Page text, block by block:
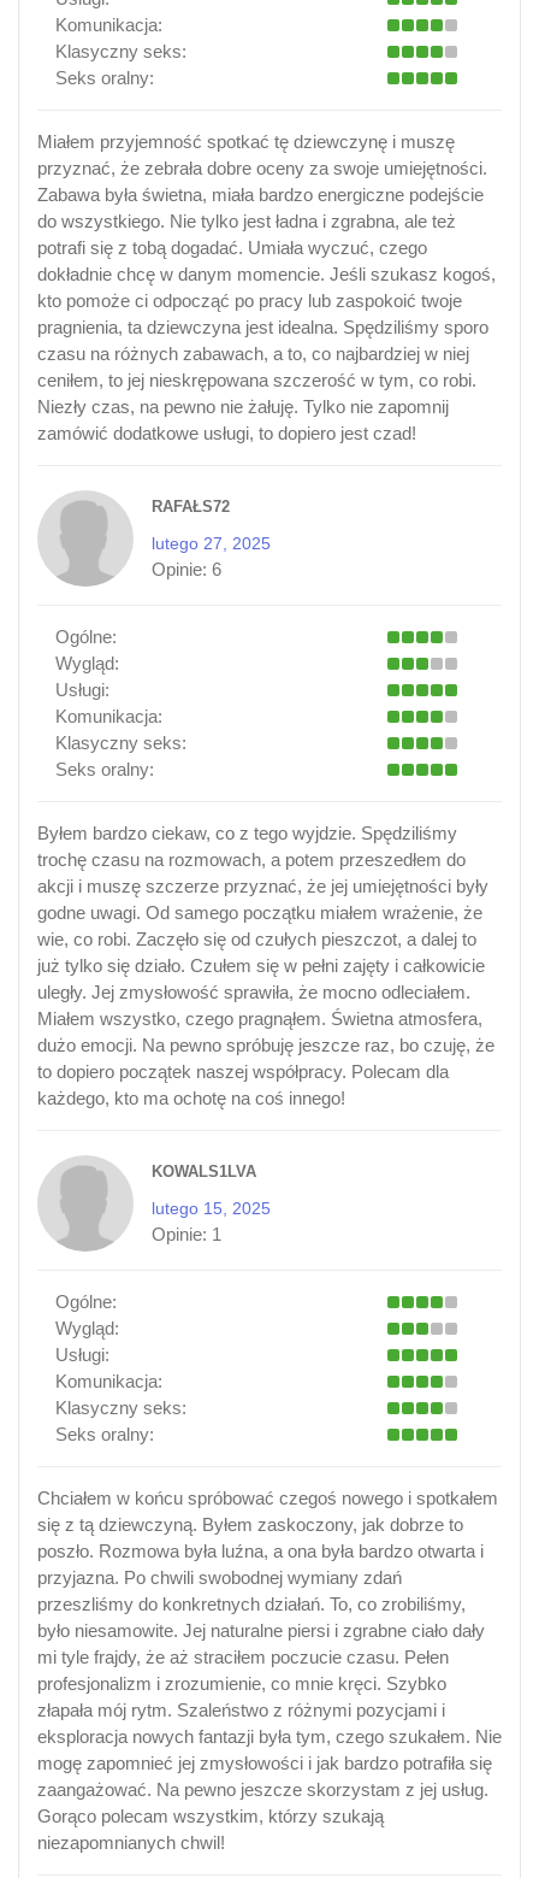
Komunikacja:
Klasyczny seks:
Seks oralny:
Miałem przyjemność spotkać tę dziewczynę i muszę
przyznać, że zebrała dobre oceny za swoje umiejętności.
Zabawa była świetna, miała bardzo energiczne podejście
do wszystkiego. Nie tylko jest ładna i zgrabna, ale też
potrafi się z tobą dogadać. Umiała wyczuć, czego
dokładnie chcę w danym momencie. Jeśli szukasz kogoś,
kto pomoże ci odpocząć po pracy lub zaspokoić twoje
pragnienia, ta dziewczyna jest idealna. Spędziliśmy sporo
czasu na różnych zabawach, a to, co najbardziej w niej
ceniłem, to jej nieskrępowana szczerość w tym, co robi.
Niezły czas, na pewno nie żałuję. Tylko nie zapomnij
zamówić dodatkowe usługi, to dopiero jest czad!
RAFAŁS72
lutego 27, 2025
Opinie: 6
Ogólne:
Wygląd:
Usługi:
Komunikacja:
Klasyczny seks:
Seks oralny:
Byłem bardzo ciekaw, co z tego wyjdzie. Spędziliśmy
trochę czasu na rozmowach, a potem przeszedłem do
akcji i muszę szczerze przyznać, że jej umiejętności były
godne uwagi. Od samego początku miałem wrażenie, że
wie, co robi. Zaczęło się od czułych pieszczot, a dalej to
już tylko się działo. Czułem się w pełni zajęty i całkowicie
uległy. Jej zmysłowość sprawiła, że mocno odleciałem.
Miałem wszystko, czego pragnąłem. Świetna atmosfera,
dużo emocji. Na pewno spróbuję jeszcze raz, bo czuję, że
to dopiero początek naszej współpracy. Polecam dla
każdego, kto ma ochotę na coś innego!
KOWALS1LVA
lutego 15, 2025
Opinie: 1
Ogólne:
Wygląd:
Usługi:
Komunikacja:
Klasyczny seks:
Seks oralny:
Chciałem w końcu spróbować czegoś nowego i spotkałem
się z tą dziewczyną. Byłem zaskoczony, jak dobrze to
poszło. Rozmowa była luźna, a ona była bardzo otwarta i
przyjazna. Po chwili swobodnej wymiany zdań
przeszliśmy do konkretnych działań. To, co zrobiliśmy,
było niesamowite. Jej naturalne piersi i zgrabne ciało dały
mi tyle frajdy, że aż straciłem poczucie czasu. Pełen
profesjonalizm i zrozumienie, co mnie kręci. Szybko
złapała mój rytm. Szaleństwo z różnymi pozycjami i
eksploracja nowych fantazji była tym, czego szukałem. Nie
mogę zapomnieć jej zmysłowości i jak bardzo potrafiła się
zaangażować. Na pewno jeszcze skorzystam z jej usług.
Gorąco polecam wszystkim, którzy szukają
niezapomnianych chwil!